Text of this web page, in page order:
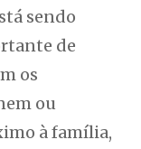
sendo
de
os
ou
à família,